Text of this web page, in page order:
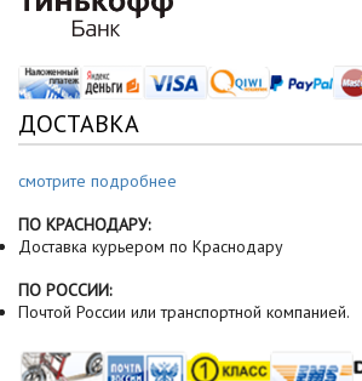
ДОСТАВКА
смотрите подробнее
ПО КРАСНОДАРУ:
Доставка курьером по Краснодару
ПО РОССИИ:
Почтой России или транспортной компанией.